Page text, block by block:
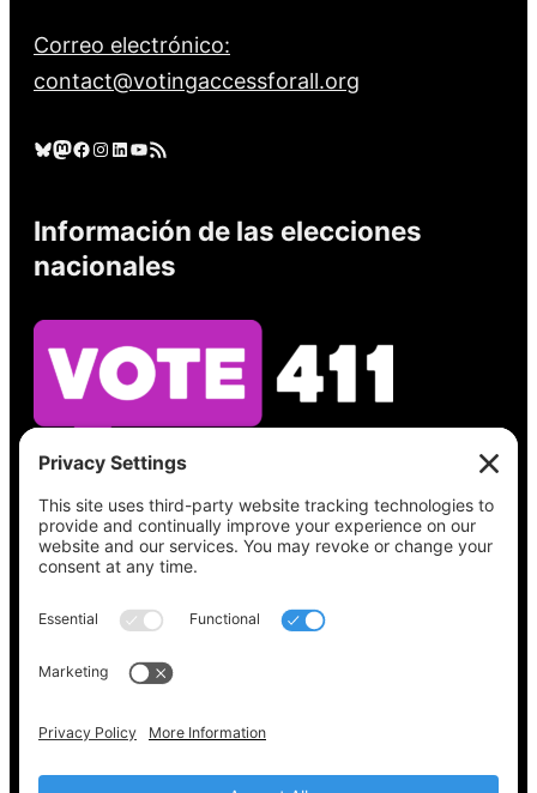
Correo electrónico:
contact@votingaccessforall.org
Cielo azul Mastodonte Facebook Instagram LinkedIn YouTube Feed RSS
Información de las elecciones
nacionales
Vea lo que hay en su boleta, encuentre su
lugar de votación, verifique el estado de su
registro y obtenga toda la información
electoral que necesita enVote411.org.
Por favor no utilice: